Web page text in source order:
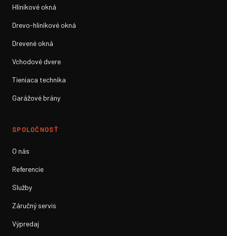
Hliníkové okná
Drevo-hliníkové okná
Drevené okná
Vchodové dvere
Tieniaca technika
Garážové brány
SPOLOČNOSŤ
O nás
Referencie
Služby
Záručný servis
Výpredaj